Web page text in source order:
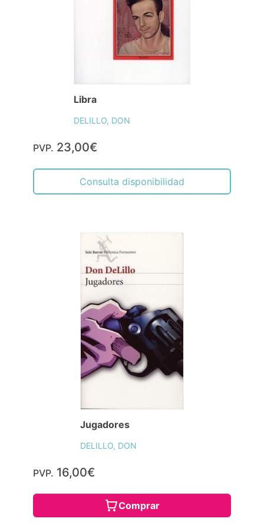
Libra
DELILLO, DON
PVP. 23,00€
Consulta disponibilidad
Jugadores
DELILLO, DON
PVP. 16,00€
Comprar